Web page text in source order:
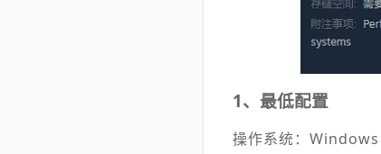
1、最低配置
操作系统：Windows